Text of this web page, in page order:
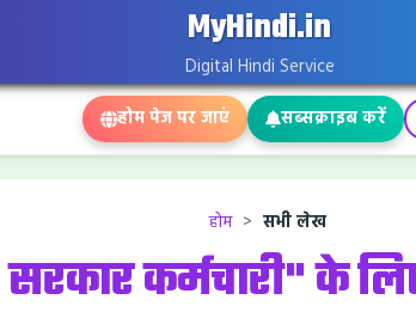
MyHindi.in
Digital Hindi Service
होम पेज पर जाएं
सब्सक्राइब करें
होम > सभी लेख
कर्मचारी" के